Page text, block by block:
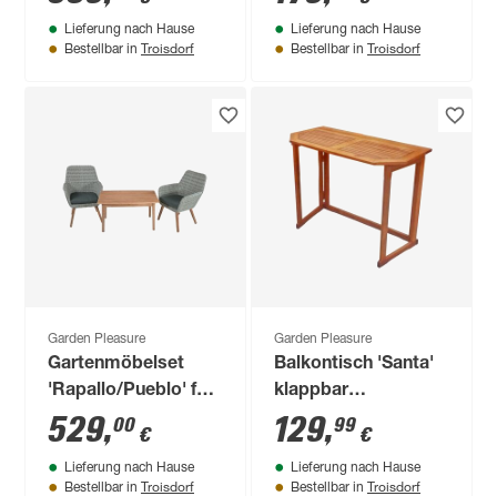
Lieferung nach Hause
Bestellbar in Troisdorf
50 cm
Lieferung nach Hause
Bestellbar in Troisdorf
Garden Pleasure
Gartenmöbelset
'Rapallo/Pueblo' für
2 Personen
Akazienholz
529,00 €
Lieferung nach Hause
Bestellbar in Troisdorf
Garden Pleasure
Balkontisch 'Santa'
klappbar
Eukalyptusholz 100
x 50 x 75 cm
129,99 €
Lieferung nach Hause
Bestellbar in Troisdorf